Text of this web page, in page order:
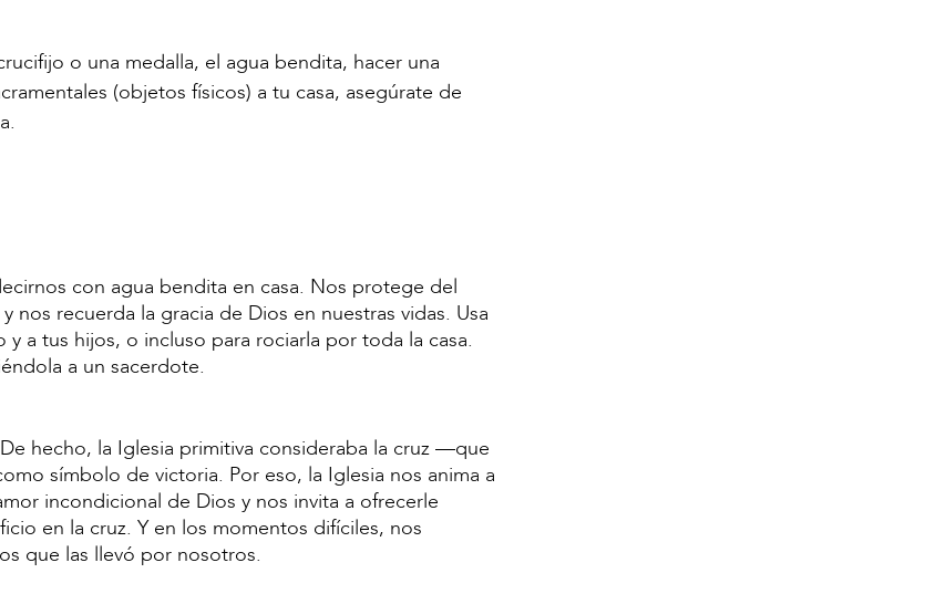
o una medalla, el agua bendita, hacer una
(objetos físicos) a tu casa, asegúrate de
con agua bendita en casa. Nos protege del
recuerda la gracia de Dios en nuestras vidas. Usa
a tus hijos, o incluso para rociarla por toda la casa.
a un sacerdote.
hecho, la Iglesia primitiva consideraba la cruz —que
símbolo de victoria. Por eso, la Iglesia nos anima a
incondicional de Dios y nos invita a ofrecerle
en la cruz. Y en los momentos difíciles, nos
que las llevó por nosotros.